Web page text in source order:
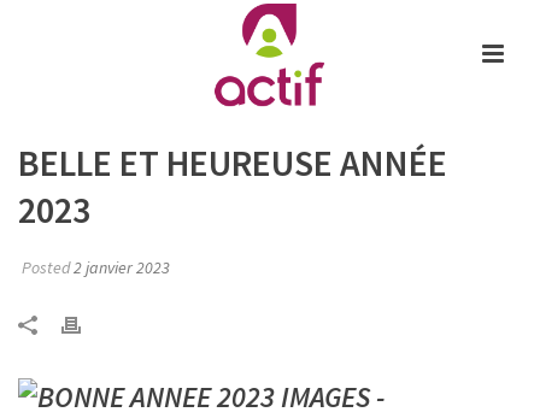
BELLE ET HEUREUSE ANNÉE
2023
Posted2 janvier 2023